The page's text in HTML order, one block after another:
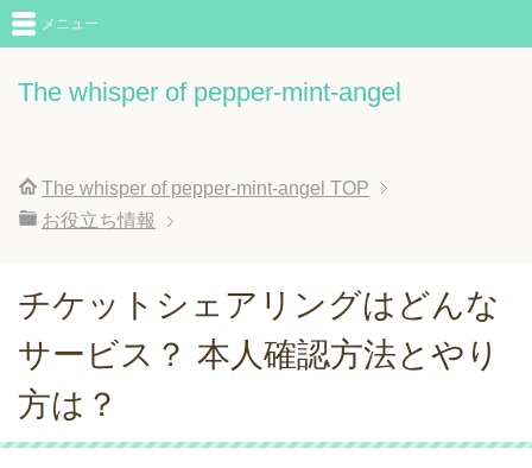
The whisper of pepper-mint-angel
メニュー
The whisper of pepper-mint-angel TOP
お役立ち情報
チケットシェアリングはどんな
サービス？ 本人確認方法とやり
方は？